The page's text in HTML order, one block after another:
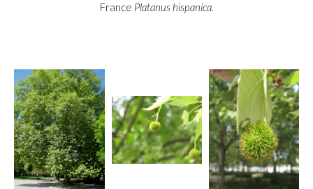
France Platanus hispanica.